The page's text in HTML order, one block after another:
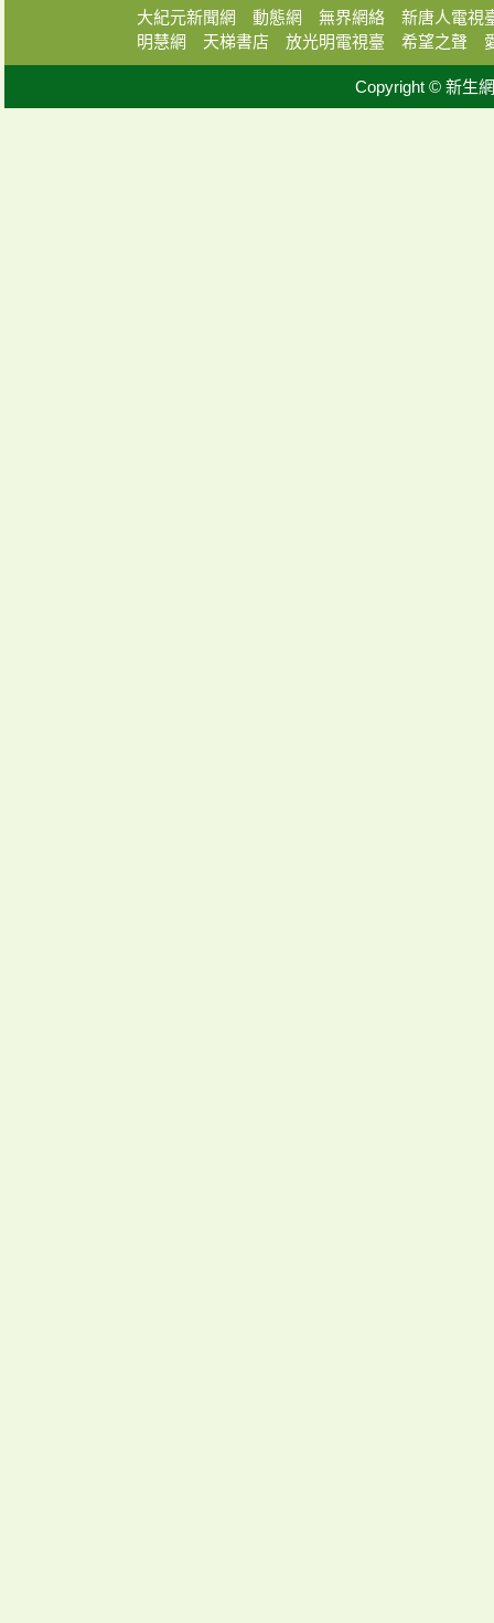
大紀元新聞網 動態網 無界網絡
新唐人電視
明慧網
天梯書店 放光明電視臺 希望之聲
Copyright © 新生